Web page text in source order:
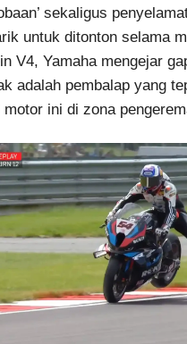
sekaligus
untuk ditonton selama
V4, Yamaha mengejar
adalah pembalap yang
motor ini di zona